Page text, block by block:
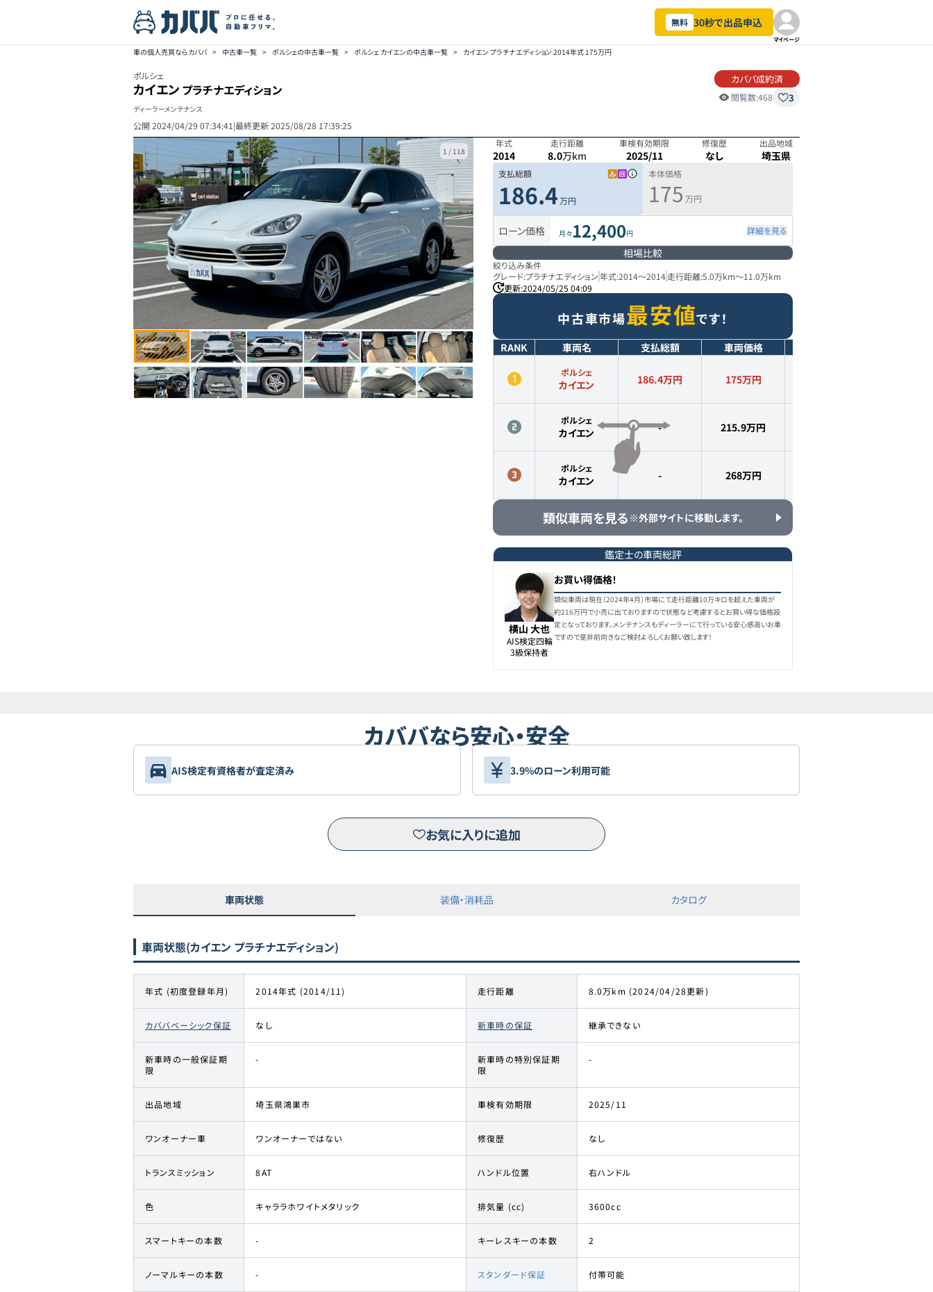
無料 30秒で出品申込
マイページ
車の個人売買ならカババ > 中古車一覧 > ポルシェの中古車一覧 > ポルシェ カイエンの中古車一覧 > カイエン プラチナエディション 2014年式 175万円
ポルシェ
カイエン プラチナエディション
ディーラーメンテナンス
カババ成約済
閲覧数:468 3
公開 2024/04/29 07:34:41 |最終更新2025/08/28 17:39:25
1 / 118
年式
2014
走行距離
8.0万km
車検有効期限
2025/11
修復歴
なし
出品地域
埼玉県
支払総額
186.4万円
本体価格
175 万円
ローン価格 月々12,400円 詳細を見る
相場比較
絞り込み条件
グレード:プラチナエディション年式:2014～2014走行距離:5.0万km～11.0万km
更新:2024/05/25 04:09
中古車市場最安値です！
RANK 車両名 支払総額 車両価格
ポルシェ
カイエン 186.4万円 175万円
ポルシェ
カイエン - 215.9万円
ポルシェ
カイエン - 268万円
類似車両を見る ※外部サイトに移動します。
鑑定士の車両総評
横山 大也
AIS検定四輪
3級保持者
お買い得価格！
類似車両は現在（2024年4月）市場にて走行距離10万キロを超えた車両が
約216万円で小売に出ておりますので状態など考慮するとお買い得な価格設
定となっております。メンテナンスもディーラーにて行っている安心感高いお車
ですので是非前向きなご検討よろしくお願い致します！
カババなら安心・安全
AIS検定有資格者が査定済み 3.9%のローン利用可能
お気に入りに追加
車両状態 装備・消耗品 カタログ
車両状態(カイエン プラチナエディション)
年式 (初度登録年月) 2014年式 (2014/11) 走行距離 8.0万km (2024/04/28更新)
カババベーシック保証 なし 新車時の保証 継承できない
新車時の一般保証期
限
-
新車時の特別保証期
限
-
出品地域 埼玉県鴻巣市 車検有効期限 2025/11
ワンオーナー車 ワンオーナーではない 修復歴 なし
トランスミッション 8AT ハンドル位置 右ハンドル
色 キャララホワイトメタリック 排気量 (cc) 3600cc
スマートキーの本数 - キーレスキーの本数 2
ノーマルキーの本数 - スタンダード保証 付帯可能